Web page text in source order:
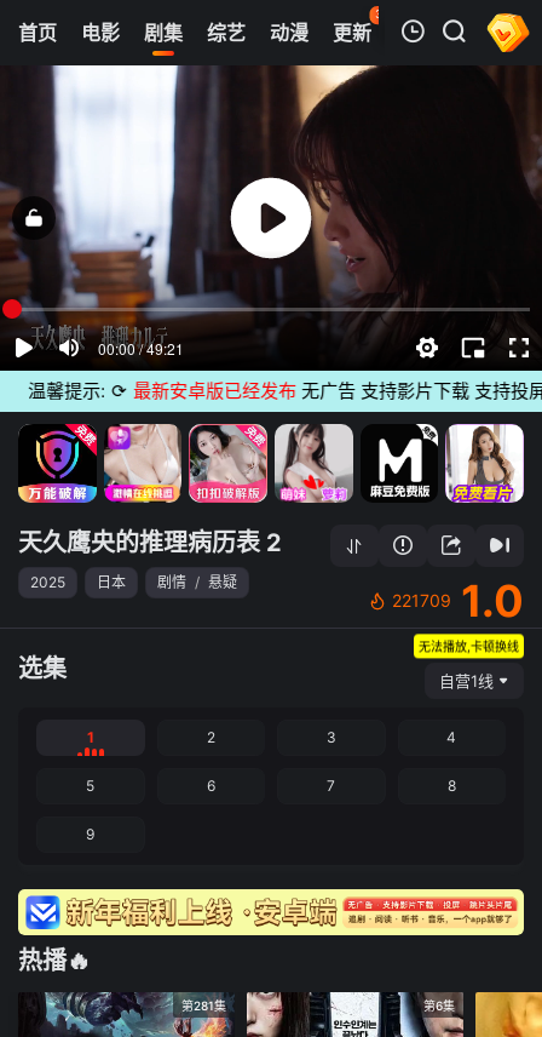
首页 电影 剧集 综艺 动漫 更新
37
热榜 APP
我的观影记录
天久鹰央的推理病历表 2025
清空
馨提示: ⟳ 最新安卓版已经发布无广告 支持影片下载 支持投屏 自
天久鹰央的推理病历表 2
2025 日本 剧情 / 悬疑
221709 1.0
选集
无法播放,卡顿换线
自营1线
1 2 3 4
5 6 7 8
9
热播🔥
第281集 第6集